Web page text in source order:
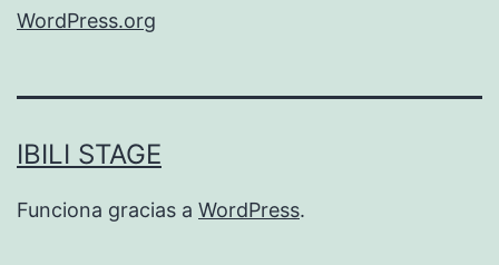
WordPress.org
IBILI STAGE
Funciona gracias a WordPress.